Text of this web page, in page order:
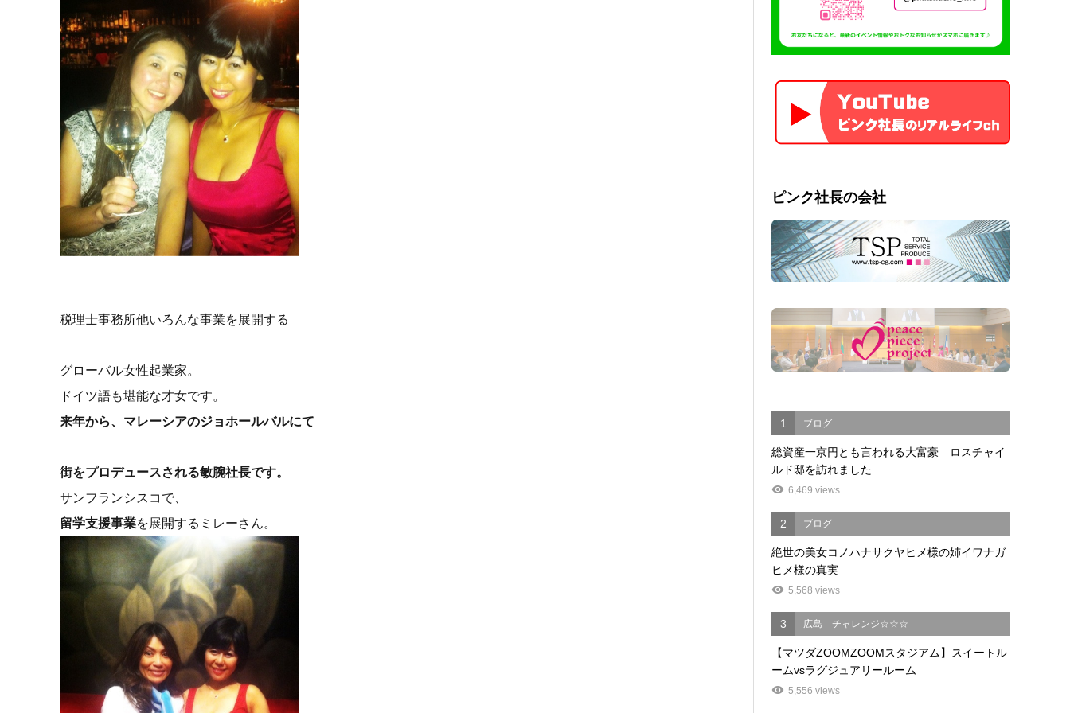
税理士事務所他いろんな事業を展開する
グローバル女性起業家。
ドイツ語も堪能な才女です。
来年から、マレーシアのジョホールバルにて
街をプロデュースされる敏腕社長です。
サンフランシスコで、
留学支援事業を展開するミレーさん。
ピンク社長の会社
1 ブログ
総資産一京円とも言われる大富豪 ロスチャイ
ルド邸を訪れました
6,469 views
2 ブログ
絶世の美女コノハナサクヤヒメ様の姉イワナガ
ヒメ様の真実
5,568 views
3 広島 チャレンジ☆☆☆
【マツダZOOMZOOMスタジアム】スイートル
ームvsラグジュアリールーム
5,556 views